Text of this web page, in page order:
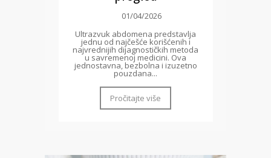
01/04/2026
Ultrazvuk abdomena predstavlja
jednu od najčešće korišćenih i
najvrednijih dijagnostičkih metoda
u savremenoj medicini. Ova
jednostavna, bezbolna i izuzetno
pouzdana...
Pročitajte više